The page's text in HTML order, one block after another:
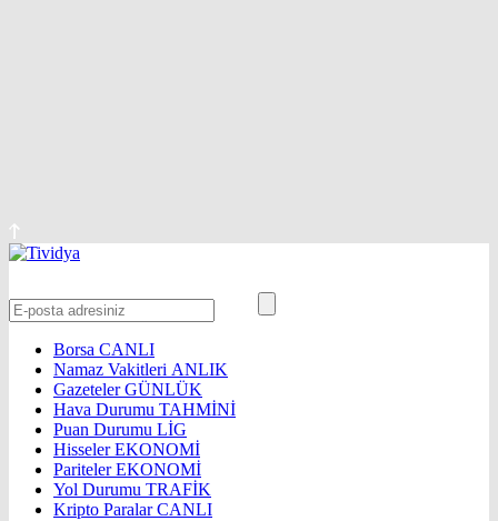
Borsa CANLI
Namaz Vakitleri ANLIK
GazetelerGÜNLÜK
Hava Durumu TAHMİNİ
Puan Durumu LİG
HisselerEKONOMİ
ParitelerEKONOMİ
Yol Durumu TRAFİK
Kripto ParalarCANLI